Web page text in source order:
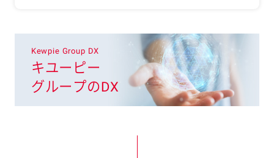
Kewpie Group DX
キユーピー
グループのDX